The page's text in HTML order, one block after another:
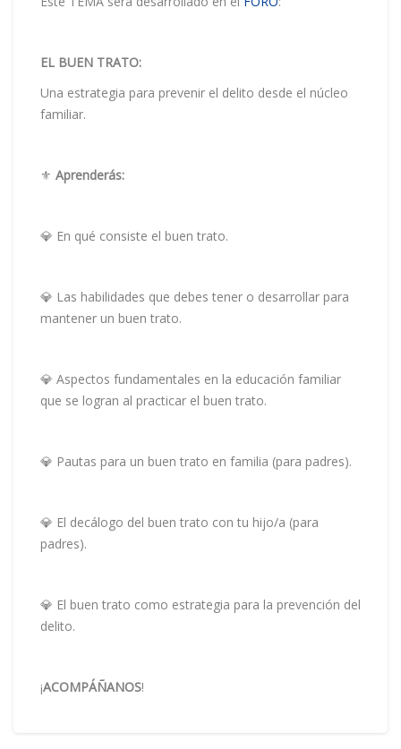
EL BUEN TRATO:
Una estrategia para prevenir el delito desde el núcleo
familiar.
⚜️ Aprenderás:
💎 En qué consiste el buen trato.
💎 Las habilidades que debes tener o desarrollar para
mantener un buen trato.
💎 Aspectos fundamentales en la educación familiar
que se logran al practicar el buen trato.
💎 Pautas para un buen trato en familia (para padres).
💎 El decálogo del buen trato con tu hijo/a (para
padres).
💎 El buen trato como estrategia para la prevención del
delito.
¡ACOMPÁÑANOS!